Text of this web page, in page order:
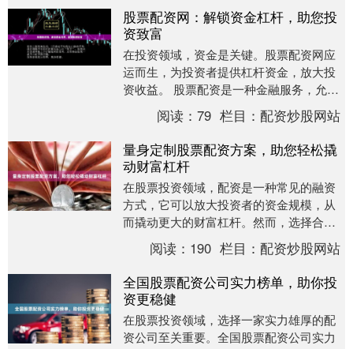
股票配资网：解锁资金杠杆，助您投
资致富
在投资领域，资金是关键。股票配资网应
运而生，为投资者提供杠杆资金，放大投
资收益。 股票配资是一种金融服务，允许
投资者以较小的本金撬动更大的资金进行
股票投资。配资....
阅读：79 栏目：配资炒股网站
量身定制股票配资方案，助您轻松撬
动财富杠杆
在股票投资领域，配资是一种常见的融资
方式，它可以放大投资者的资金规模，从
而撬动更大的财富杠杆。然而，选择合适
的配资方案至关重要，否则可能会带来风
险。 量身定制的....
阅读： 190 栏目：配资炒股网站
全国股票配资公司实力榜单，助你投
资更稳健
在股票投资领域，选择一家实力雄厚的配
资公司至关重要。全国股票配资公司实力